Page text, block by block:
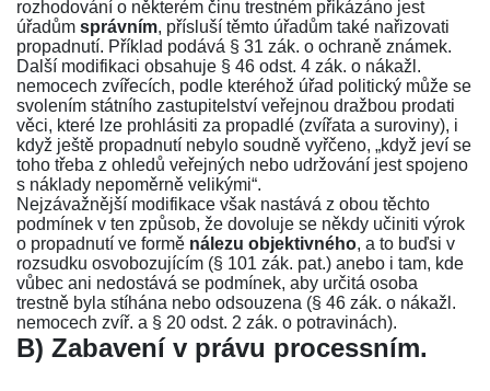
rozhodování o některém činu trestném přikázáno jest
úřadům správním, přísluší těmto úřadům také nařizovati
propadnutí. Příklad podává § 31 zák. o ochraně známek.
Další modifikaci obsahuje § 46 odst. 4 zák. o nákažl.
nemocech zvířecích, podle kteréhož úřad politický může se
svolením státního zastupitelství veřejnou dražbou prodati
věci, které lze prohlásiti za propadlé (zvířata a suroviny), i
když ještě propadnutí nebylo soudně vyřčeno, „když jeví se
toho třeba z ohledů veřejných nebo udržování jest spojeno
s náklady nepoměrně velikými“.
Nejzávažnější modifikace však nastává z obou těchto
podmínek v ten způsob, že dovoluje se někdy učiniti výrok
o propadnutí ve formě nálezu objektivného, a to buďsi v
rozsudku osvobozujícím (§ 101 zák. pat.) anebo i tam, kde
vůbec ani nedostává se podmínek, aby určitá osoba
trestně byla stíhána nebo odsouzena (§ 46 zák. o nákažl.
nemocech zvíř. a § 20 odst. 2 zák. o potravinách).
B) Zabavení v právu processním.